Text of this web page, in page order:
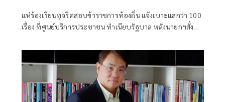
แห่ร้องเรียนทุจริตสอบข้าราชการท้องถิ่น แจ้งเบาะแสกว่า 100
เรื่อง ที่ศูนย์บริการประชาชน ทำเนียบรัฐบาล หลังนายกฯสั่ง